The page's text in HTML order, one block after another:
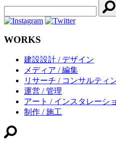
WORKS
建設設計 / デザイン
メディア / 編集
リサーチ / コンサルティ
運営 / 管理
アート / インスタレーシ
制作 / 施工